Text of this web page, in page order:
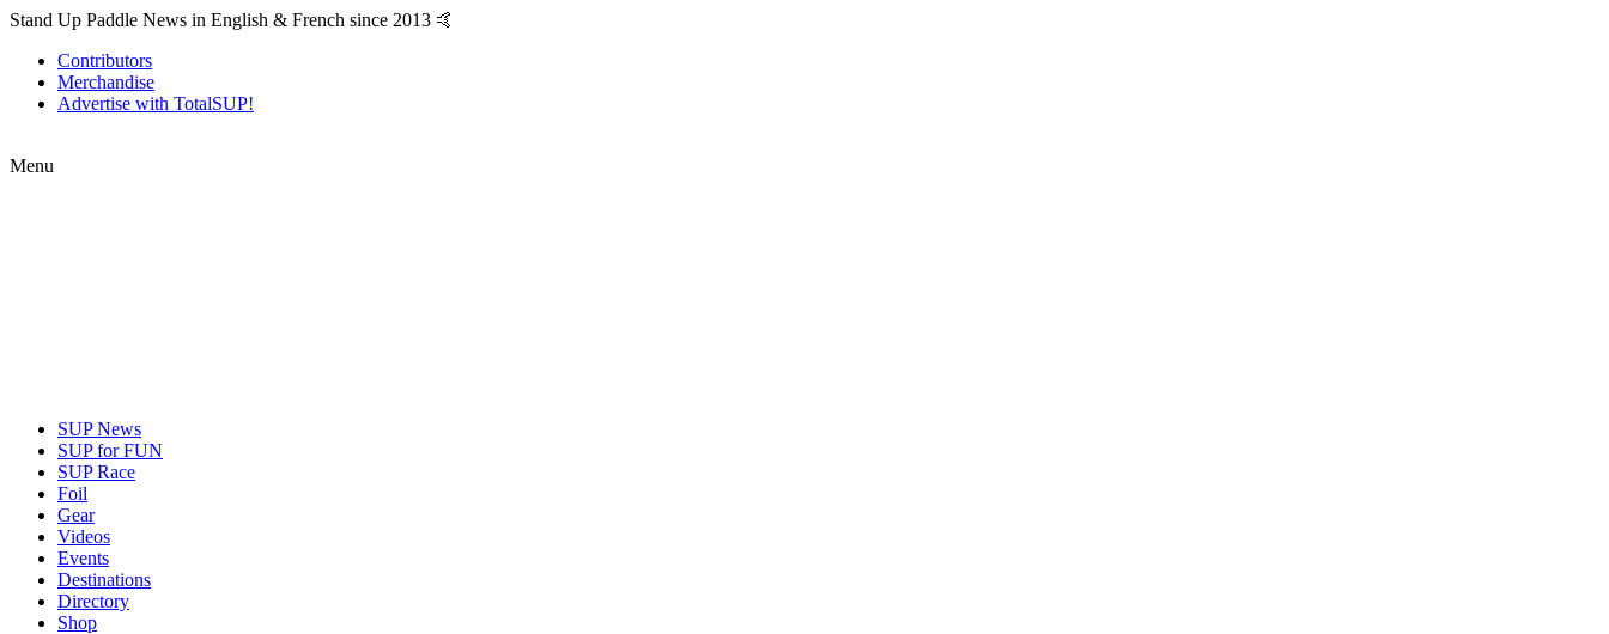
Stand Up Paddle News in English & French since 2013 🤙
Contributors
Merchandise
Advertise with TotalSUP!
Menu
SUP News
SUP for FUN
SUP Race
Foil
Gear
Videos
Events
Destinations
Directory
Shop